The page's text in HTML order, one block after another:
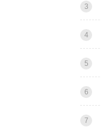
3
4
5
6
7